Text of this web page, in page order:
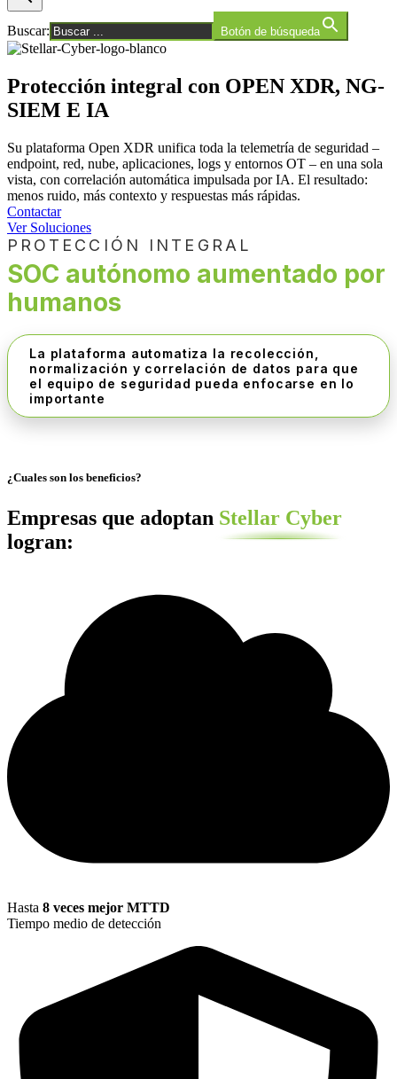
Buscar: Botón de búsqueda
Protección integral con OPEN XDR, NG-
SIEM E IA
Su plataforma Open XDR unifica toda la telemetría de seguridad –
endpoint, red, nube, aplicaciones, logs y entornos OT – en una sola
vista, con correlación automática impulsada por IA. El resultado:
menos ruido, más contexto y respuestas más rápidas.
Contactar
Ver Soluciones
PROTECCIÓN INTEGRAL
SOC autónomo aumentado por
humanos
La plataforma automatiza la recolección,
normalización y correlación de datos para que
el equipo de seguridad pueda enfocarse en lo
importante
¿Cuales son los beneficios?
Empresas que adoptan Stellar Cyber
logran:
Hasta 8 veces mejor MTTD
Tiempo medio de detección